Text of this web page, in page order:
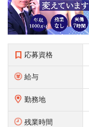
応募資格
給与
勤務地
残業時間